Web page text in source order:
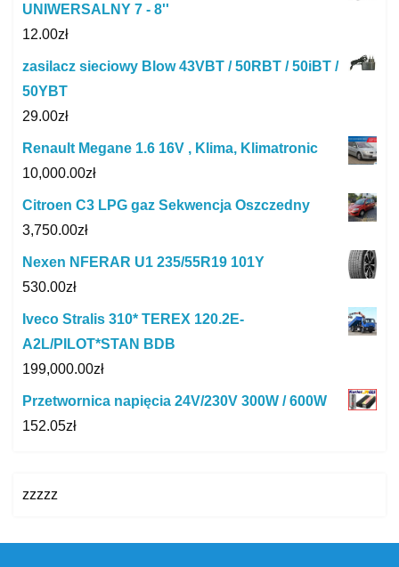
UNIWERSALNY 7 - 8''
12.00zł
zasilacz sieciowy Blow 43VBT / 50RBT / 50iBT /
50YBT
29.00zł
Renault Megane 1.6 16V , Klima, Klimatronic
10,000.00zł
Citroen C3 LPG gaz Sekwencja Oszczedny
3,750.00zł
Nexen NFERAR U1 235/55R19 101Y
530.00zł
Iveco Stralis 310* TEREX 120.2E-
A2L/PILOT*STAN BDB
199,000.00zł
Przetwornica napięcia 24V/230V 300W / 600W
152.05zł
zzzzz